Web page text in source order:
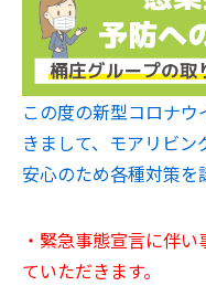
この度の新型コロナ
きまして、モアリビ
安心のため各種対策を
・緊急事態宣言に伴
ていただきます。